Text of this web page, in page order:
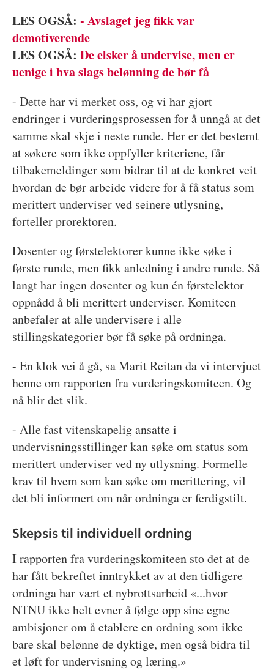
LES OGSÅ: - Avslaget jeg fikk var
demotiverende
LES OGSÅ: De elsker å undervise, men er
uenige i hva slags belønning de bør få
- Dette har vi merket oss, og vi har gjort
endringer i vurderingsprosessen for å unngå at det
samme skal skje i neste runde. Her er det bestemt
at søkere som ikke oppfyller kriteriene, får
tilbakemeldinger som bidrar til at de konkret veit
hvordan de bør arbeide videre for å få status som
merittert underviser ved seinere utlysning,
forteller prorektoren.
Dosenter og førstelektorer kunne ikke søke i
første runde, men fikk anledning i andre runde. Så
langt har ingen dosenter og kun én førstelektor
oppnådd å bli merittert underviser. Komiteen
anbefaler at alle undervisere i alle
stillingskategorier bør få søke på ordninga.
- En klok vei å gå, sa Marit Reitan da vi intervjuet
henne om rapporten fra vurderingskomiteen. Og
nå blir det slik.
- Alle fast vitenskapelig ansatte i
undervisningsstillinger kan søke om status som
merittert underviser ved ny utlysning. Formelle
krav til hvem som kan søke om merittering, vil
det bli informert om når ordninga er ferdigstilt.
Skepsis til individuell ordning
I rapporten fra vurderingskomiteen sto det at de
har fått bekreftet inntrykket av at den tidligere
ordninga har vært et nybrottsarbeid «...hvor
NTNU ikke helt evner å følge opp sine egne
ambisjoner om å etablere en ordning som ikke
bare skal belønne de dyktige, men også bidra til
et løft for undervisning og læring.»